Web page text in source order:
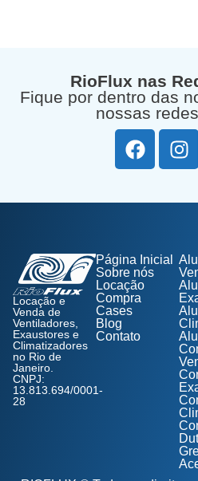
RioFlux nas
Fique por dentro das
nossas
Locação e
Venda de
Ventiladores,
Exaustores e
Climatizadores
no Rio de
Janeiro.
CNPJ:
13.813.694/0001-
28
Página Inicial
Sobre nós
Locação
Compra
Cases
Blog
Contato